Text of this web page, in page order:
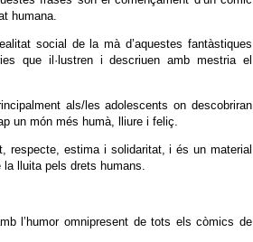
humana.
social de la mà d’aquestes fantàstiques
que il·lustren i descriuen amb mestria el
als/les adolescents on descobriran
un món més humà, lliure i feliç.
respecte, estima i solidaritat, i és un material
lluita pels drets humans.
l’humor omnipresent de tots els còmics de